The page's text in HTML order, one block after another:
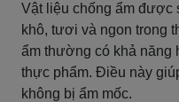
Vật liệu chống ẩm được
khô, tươi và ngon trong
ẩm thường có khả năng
thực phẩm. Điều này
không bị ẩm mốc.